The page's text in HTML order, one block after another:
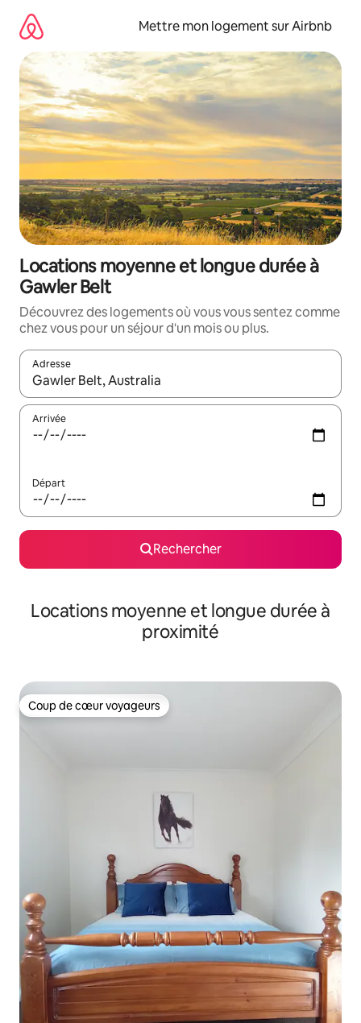
directement
contenu
Mettre mon logement sur Airbnb
Locations moyenne et longue durée à
Gawler Belt
Découvrez des logements où vous vous sentez comme
chez vous pour un séjour d'un mois ou plus.
Adresse
Lorsque les résultats s'affichent, utilisez les flèches vers le
Arrivée
Départ
Rechercher
Locations moyenne et longue durée à
proximité
Coup de cœur voyageurs
Coup de cœur voyageurs